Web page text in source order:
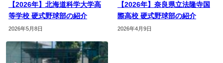
【2026年】北海道科学大学高
等学校 硬式野球部の紹介
2026年5月8日
【2026年】奈良県立法隆寺国
際高校 硬式野球部の紹介
2026年4月9日